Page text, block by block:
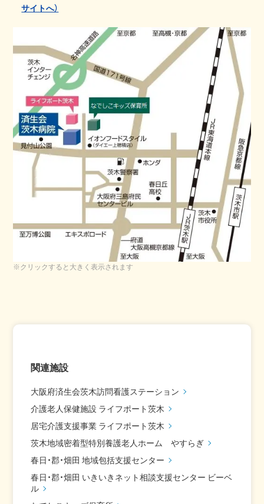
サイトへ）
※クリックすると大きく表示されます
関連施設
大阪府済生会茨木訪問看護ステーション
介護老人保健施設 ライフポート茨木
居宅介護支援事業 ライフポート茨木
茨木地域密着型特別養護老人ホーム やすらぎ
春日・郡・畑田 地域包括支援センター
春日・郡・畑田 いきいきネット相談支援センター ビーベ
ル